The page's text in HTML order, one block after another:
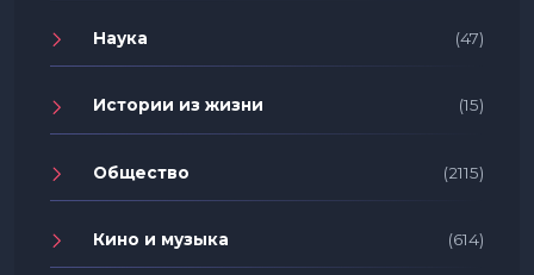
Наука (47)
Истории из жизни (15)
Общество (2115)
Кино и музыка (614)